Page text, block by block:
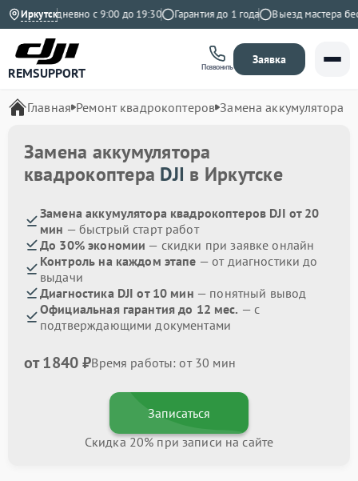
Иркутск
Ежедневно с 9:00 до 19:30 Гарантия до 1 года Выезд мастера
REMSUPPORT Позвонить
Заявка
Главная Ремонт квадрокоптеров Замена аккумулятора
Замена аккумулятора
квадрокоптера DJI в Иркутске
Замена аккумулятора квадрокоптеров DJI от 20
мин — быстрый старт работ
До 30% экономии — скидки при заявке онлайн
Контроль на каждом этапе — от диагностики до
выдачи
Диагностика DJI от 10 мин — понятный вывод
Официальная гарантия до 12 мес. — с
подтверждающими документами
от 1840 ₽Время работы: от 30 мин
Записаться
Скидка 20% при записи на сайте